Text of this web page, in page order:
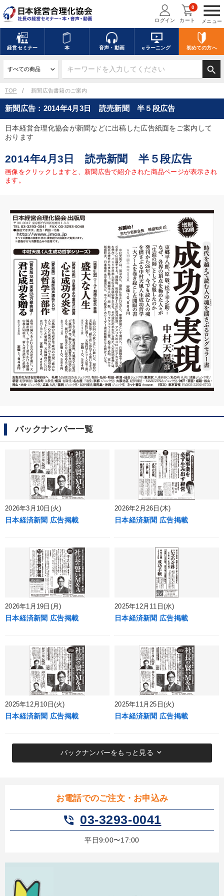
menu
メニュー
ログイン カート
0
経営セミナー 本 音声・動画 eラーニング 初めての方へ
search
TOP 新聞広告書籍のご案内
お電話でのご注文・お申込み
phone_in_talk 03-3293-0041
平日9:00〜17:00
新聞広告：2014年4月3日 読売新聞 半５段広告
日本経営合理化協会が新聞などに出稿した広告紙面をご案内して
おります
2014年4月3日 読売新聞 半５段広告
画像をクリックしますと、新聞広告で紹介された商品ページが表示され
ます。
バックナンバー一覧
2026年3月10日(火)
日本経済新聞 広告掲載
2026年2月26日(木)
日本経済新聞 広告掲載
2026年1月19日(月)
日本経済新聞 広告掲載
2025年12月11日(水)
日本経済新聞 広告掲載
2025年12月10日(火)
日本経済新聞 広告掲載
2025年11月25日(火)
日本経済新聞 広告掲載
バックナンバーをもっと見る keyboard_arrow_down